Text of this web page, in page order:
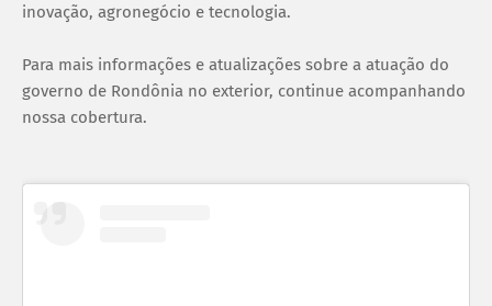
inovação, agronegócio e tecnologia.
Para mais informações e atualizações sobre a atuação do
governo de Rondônia no exterior, continue acompanhando
nossa cobertura.